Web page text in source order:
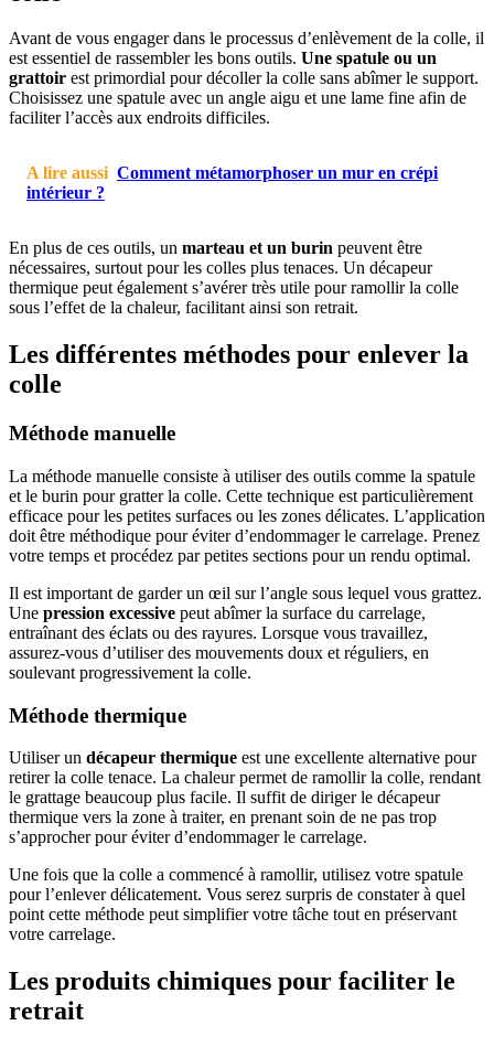
Avant de vous engager dans le processus d’enlèvement de la colle, il
est essentiel de rassembler les bons outils. Une spatule ou un
grattoir est primordial pour décoller la colle sans abîmer le support.
Choisissez une spatule avec un angle aigu et une lame fine afin de
faciliter l’accès aux endroits difficiles.
A lire aussi Comment métamorphoser un mur en crépi
intérieur ?
En plus de ces outils, un marteau et un burin peuvent être
nécessaires, surtout pour les colles plus tenaces. Un décapeur
thermique peut également s’avérer très utile pour ramollir la colle
sous l’effet de la chaleur, facilitant ainsi son retrait.
Les différentes méthodes pour enlever la
colle
Méthode manuelle
La méthode manuelle consiste à utiliser des outils comme la spatule
et le burin pour gratter la colle. Cette technique est particulièrement
efficace pour les petites surfaces ou les zones délicates. L’application
doit être méthodique pour éviter d’endommager le carrelage. Prenez
votre temps et procédez par petites sections pour un rendu optimal.
Il est important de garder un œil sur l’angle sous lequel vous grattez.
Une pression excessive peut abîmer la surface du carrelage,
entraînant des éclats ou des rayures. Lorsque vous travaillez,
assurez-vous d’utiliser des mouvements doux et réguliers, en
soulevant progressivement la colle.
Méthode thermique
Utiliser un décapeur thermique est une excellente alternative pour
retirer la colle tenace. La chaleur permet de ramollir la colle, rendant
le grattage beaucoup plus facile. Il suffit de diriger le décapeur
thermique vers la zone à traiter, en prenant soin de ne pas trop
s’approcher pour éviter d’endommager le carrelage.
Une fois que la colle a commencé à ramollir, utilisez votre spatule
pour l’enlever délicatement. Vous serez surpris de constater à quel
point cette méthode peut simplifier votre tâche tout en préservant
votre carrelage.
Les produits chimiques pour faciliter le
retrait